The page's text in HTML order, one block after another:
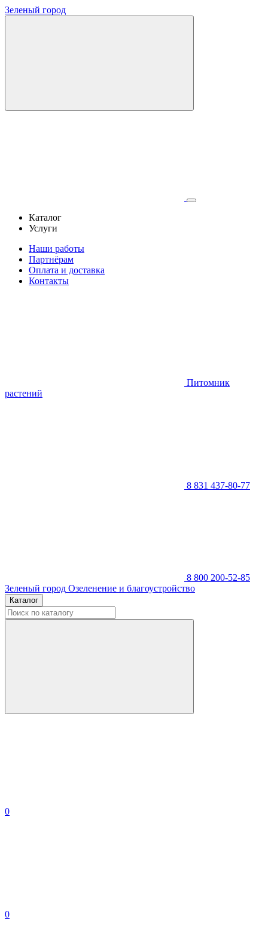
Зеленый город
Каталог
Услуги
Наши работы
Партнёрам
Оплата и доставка
Контакты
Питомник
растений
8 831 437-80-77
8 800 200-52-85
Зеленый город Озеленение и благоустройство
Каталог
0
0